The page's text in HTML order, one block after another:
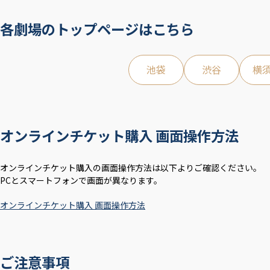
各劇場のトップページはこちら
池袋 渋谷 横
オンラインチケット購入 画面操作方法
オンラインチケット購入の画面操作方法は以下よりご確認ください。
PCとスマートフォンで画面が異なります。
オンラインチケット購入 画面操作方法
ご注意事項